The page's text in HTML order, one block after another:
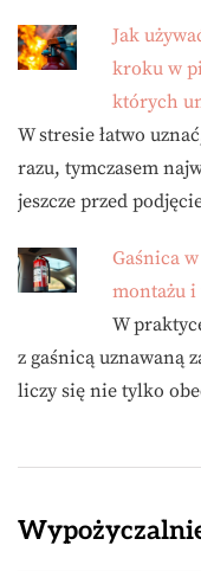
Jak
kroku w
których
W stresie łatwo
razu, tymczasem
jeszcze przed
Gaśnica
montażu
W
z gaśnicą uznawaną
liczy się nie tylko